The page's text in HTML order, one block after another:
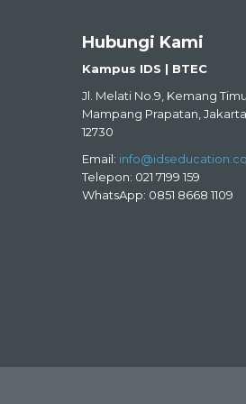
Hubungi Kami
Kampus IDS | BTEC
Jl. Melati No.9, Kemang
Mampang Prapatan,
12730
Email:
Telepon: 021 7199 159
WhatsApp: 0851 8668 1109